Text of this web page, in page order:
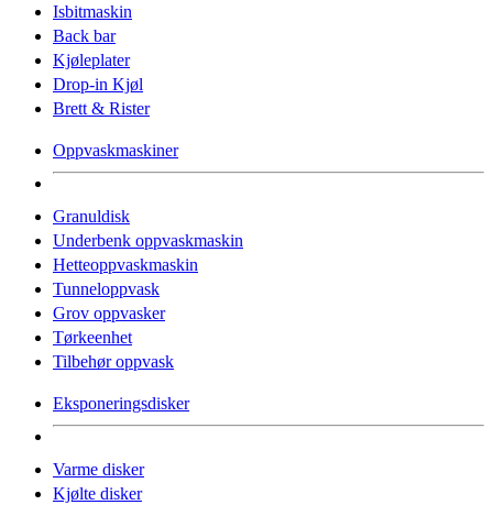
Isbitmaskin
Back bar
Kjøleplater
Drop-in Kjøl
Brett & Rister
Oppvaskmaskiner
Granuldisk
Underbenk oppvaskmaskin
Hetteoppvaskmaskin
Tunneloppvask
Grov oppvasker
Tørkeenhet
Tilbehør oppvask
Eksponeringsdisker
Varme disker
Kjølte disker